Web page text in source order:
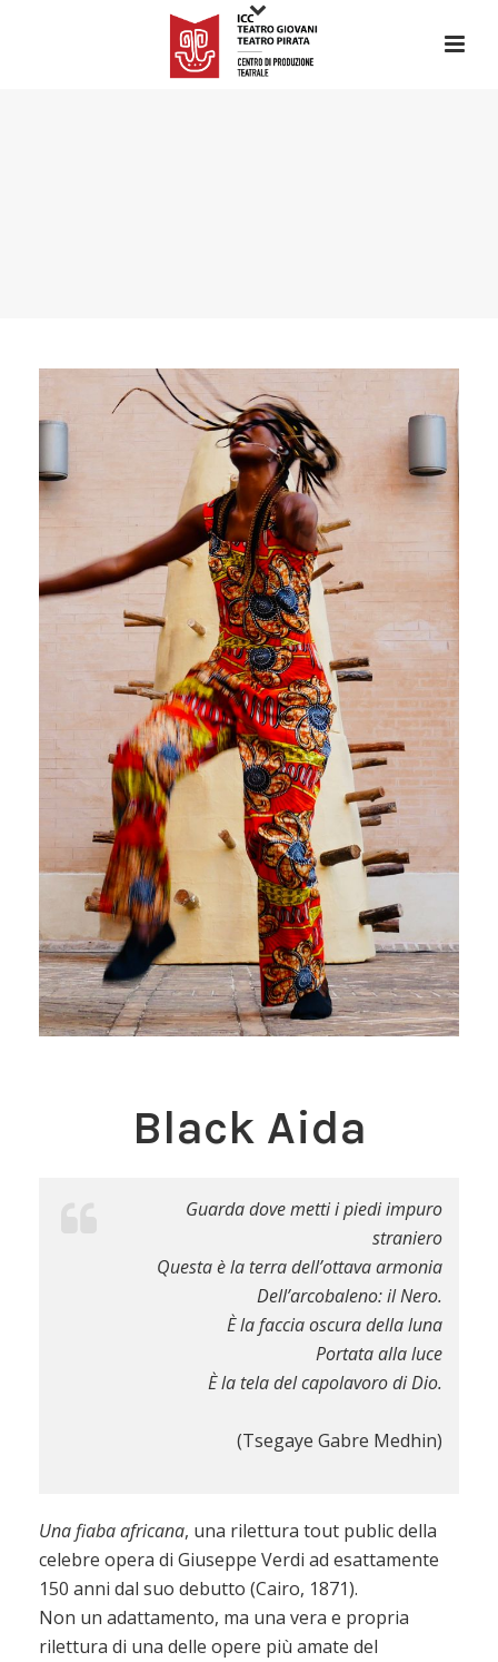
Black Aida
Guarda dove metti i piedi impuro
straniero
Questa è la terra dell’ottava armonia
Dell’arcobaleno: il Nero.
È la faccia oscura della luna
Portata alla luce
È la tela del capolavoro di Dio.
(Tsegaye Gabre Medhin)
Una fiaba africana, una rilettura tout public della
celebre opera di Giuseppe Verdi ad esattamente
150 anni dal suo debutto (Cairo, 1871).
Non un adattamento, ma una vera e propria
rilettura di una delle opere più amate del